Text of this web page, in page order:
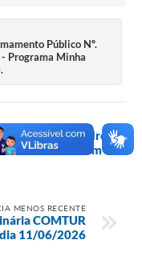
Público Nº.
Programa Minha
da Escola Padre
a Fé de Noé em
MENOS RECENTE
COMTUR
dia 11/06/2026